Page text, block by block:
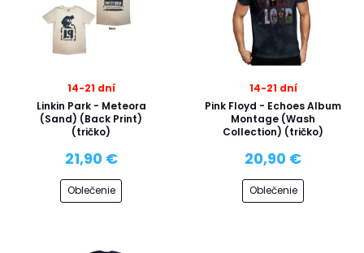
14-21 dní
Linkin Park - Meteora
(Sand) (Back Print)
(tričko)
21,90 €
Oblečenie
14-21 dní
Pink Floyd - Echoes Album
Montage (Wash
Collection) (tričko)
20,90 €
Oblečenie